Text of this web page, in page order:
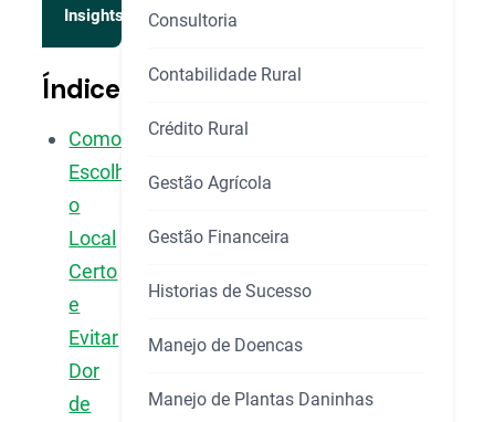
Insights
Índice
Como
Escolher
o
Local
Certo
e
Evitar
Dor
de
Consultoria
Contabilidade Rural
Crédito Rural
Gestão Agrícola
Gestão Financeira
Historias de Sucesso
Manejo de Doencas
Manejo de Plantas Daninhas